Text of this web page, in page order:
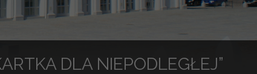
DLA NIEPODLEGŁEJ”